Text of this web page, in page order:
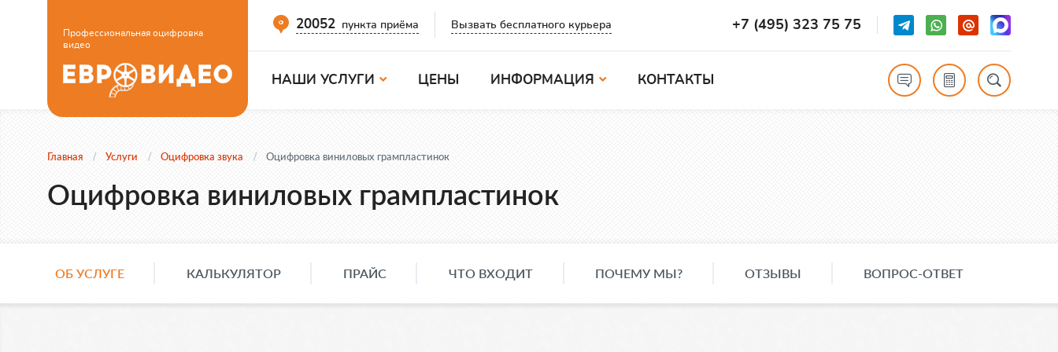
Профессиональная оцифровка
видео
20052 пункта приёма Вызвать бесплатного курьера +7 (495) 323 75 75
НАШИ УСЛУГИ ЦЕНЫ ИНФОРМАЦИЯ КОНТАКТЫ
Главная Услуги Оцифровка звука Оцифровка виниловых грампластинок
Оцифровка виниловых грампластинок
ОБ УСЛУГЕ КАЛЬКУЛЯТОР ПРАЙС ЧТО ВХОДИТ ПОЧЕМУ МЫ? ОТЗЫВЫ ВОПРОС-ОТВЕТ